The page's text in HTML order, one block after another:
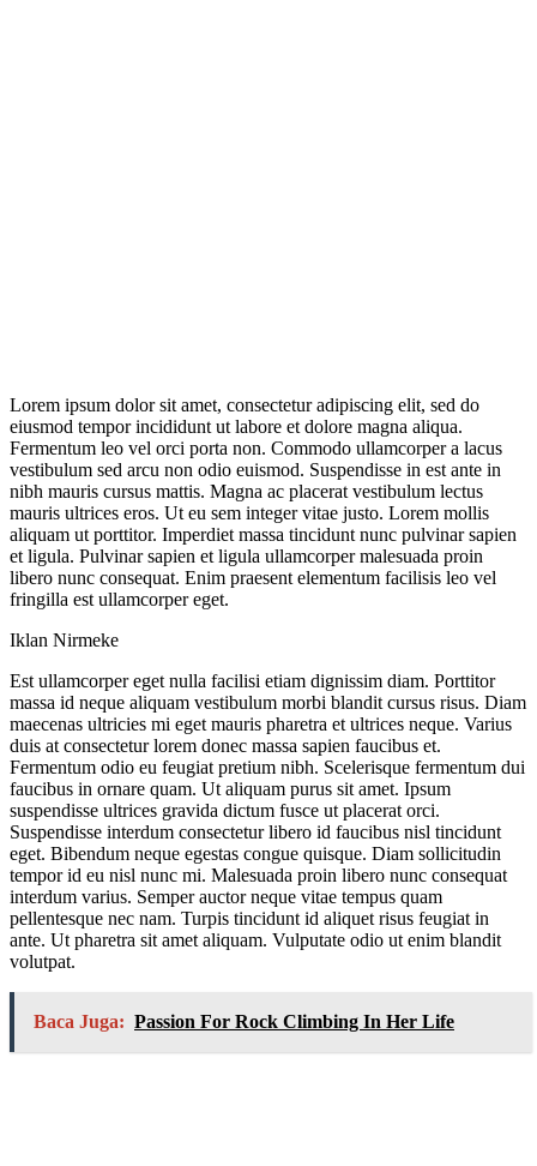
Lorem ipsum dolor sit amet, consectetur adipiscing elit, sed do
eiusmod tempor incididunt ut labore et dolore magna aliqua.
Fermentum leo vel orci porta non. Commodo ullamcorper a lacus
vestibulum sed arcu non odio euismod. Suspendisse in est ante in
nibh mauris cursus mattis. Magna ac placerat vestibulum lectus
mauris ultrices eros. Ut eu sem integer vitae justo. Lorem mollis
aliquam ut porttitor. Imperdiet massa tincidunt nunc pulvinar sapien
et ligula. Pulvinar sapien et ligula ullamcorper malesuada proin
libero nunc consequat. Enim praesent elementum facilisis leo vel
fringilla est ullamcorper eget.
Iklan Nirmeke
Est ullamcorper eget nulla facilisi etiam dignissim diam. Porttitor
massa id neque aliquam vestibulum morbi blandit cursus risus. Diam
maecenas ultricies mi eget mauris pharetra et ultrices neque. Varius
duis at consectetur lorem donec massa sapien faucibus et.
Fermentum odio eu feugiat pretium nibh. Scelerisque fermentum dui
faucibus in ornare quam. Ut aliquam purus sit amet. Ipsum
suspendisse ultrices gravida dictum fusce ut placerat orci.
Suspendisse interdum consectetur libero id faucibus nisl tincidunt
eget. Bibendum neque egestas congue quisque. Diam sollicitudin
tempor id eu nisl nunc mi. Malesuada proin libero nunc consequat
interdum varius. Semper auctor neque vitae tempus quam
pellentesque nec nam. Turpis tincidunt id aliquet risus feugiat in
ante. Ut pharetra sit amet aliquam. Vulputate odio ut enim blandit
volutpat.
Baca Juga: Passion For Rock Climbing In Her Life